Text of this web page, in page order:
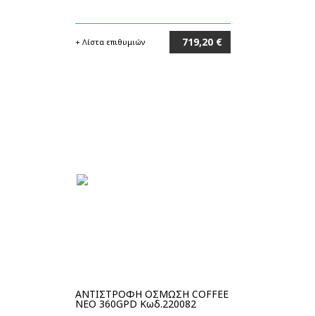
+ Λίστα επιθυμιών 719,20 €
ΑΝΤΙΣΤΡΟΦΗ ΟΣΜΩΣΗ COFFEE
NEO 360GPD Κωδ.220082